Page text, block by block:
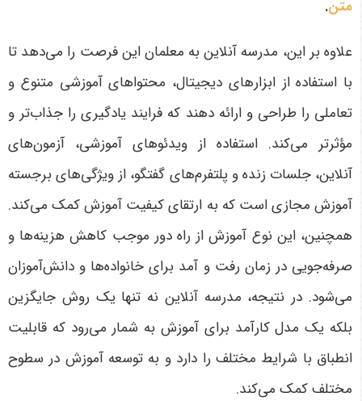
متن.
علاوه بر این، مدرسه آنلاین به معلمان این فرصت را می‌دهد تا
با استفاده از ابزارهای دیجیتال، محتواهای آموزشی متنوع و
تعاملی را طراحی و ارائه دهند که فرایند یادگیری را جذاب‌تر و
مؤثرتر می‌کند. استفاده از ویدئوهای آموزشی، آزمون‌های
آنلاین، جلسات زنده و پلتفرم‌های گفتگو، از ویژگی‌های برجسته
آموزش مجازی است که به ارتقای کیفیت آموزش کمک می‌کند.
همچنین، این نوع آموزش از راه دور موجب کاهش هزینه‌ها و
صرفه‌جویی در زمان رفت و آمد برای خانواده‌ها و دانش‌آموزان
می‌شود. در نتیجه، مدرسه آنلاین نه تنها یک روش جایگزین
بلکه یک مدل کارآمد برای آموزش به شمار می‌رود که قابلیت
انطباق با شرایط مختلف را دارد و به توسعه آموزش در سطوح
مختلف کمک می‌کند.